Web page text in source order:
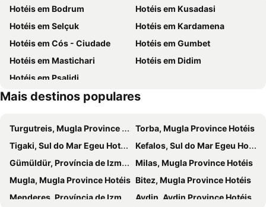
Marina Yacht Club
Halikarnas
Altinkum Beach
Promenade
Oteller Onu Beach
Yalikoy
3. Koy Public Beach
D-Marin Didim Marina
Apollo Temple
Klima
Τiganakia
Diamond Beach - Gold Beach
Rabbit Island
Canakkale Limani
Hotéis em Bodrum
Hotéis em Kusadasi
Hotéis em Selçuk
Hotéis em Kardamena
Hotéis em Cós - Ciudade
Hotéis em Gumbet
Hotéis em Mastichari
Hotéis em Didim
Hotéis em Psalidi
Mais destinos populares
Turgutreis, Mugla Province Hotéis
Torba, Mugla Province Hotéis
Tigaki, Sul do Mar Egeu Hotéis
Kefalos, Sul do Mar Egeu Hotéis
Gümüldür, Província de Izmir Hotéis
Milas, Mugla Province Hotéis
Mugla, Mugla Province Hotéis Bitez, Mugla Province Hotéis
Menderes, Província de Izmir Hotéis
Aydin, Aydin Province Hotéis